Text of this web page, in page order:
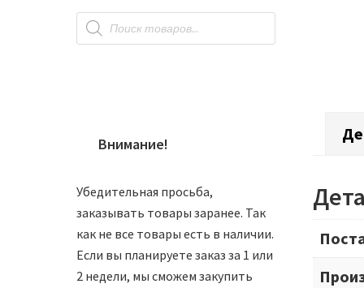
Поиск
товаров
Внимание!
Убедительная просьба,
заказывать товары заранее. Так
как не все товары есть в наличии.
Если вы планируете заказ за 1 или
2 недели, мы сможем закупить